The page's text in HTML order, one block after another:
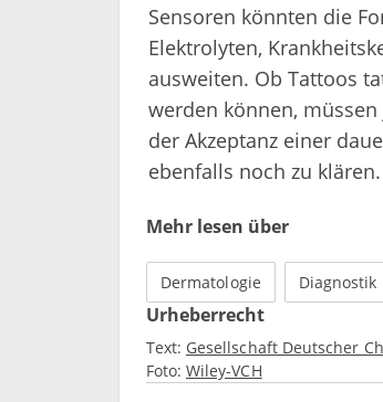
Sensoren könnten die
Elektrolyten,
ausweiten. Ob Tattoos
werden können,
der Akzeptanz einer
ebenfalls noch zu klären.
Mehr lesen über
Dermatologie Diagnostik
Urheberrecht
Text: Gesellschaft Deutscher
Foto: Wiley-VCH